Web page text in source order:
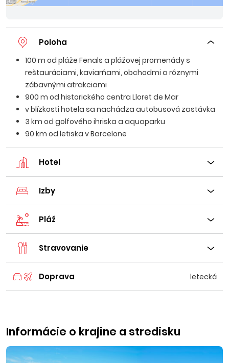
Poloha
100 m od pláže Fenals a plážovej promenády s
reštauráciami, kaviarňami, obchodmi a rôznymi
zábavnými atrakciami
900 m od historického centra Lloret de Mar
v blízkosti hotela sa nachádza autobusová zastávka
3 km od golfového ihriska a aquaparku
90 km od letiska v Barcelone
Hotel
Izby
Pláž
Stravovanie
Doprava letecká
Informácie o krajine a stredisku